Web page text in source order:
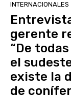
INTERNACIONALES
gerente
“De
el
existe la
de